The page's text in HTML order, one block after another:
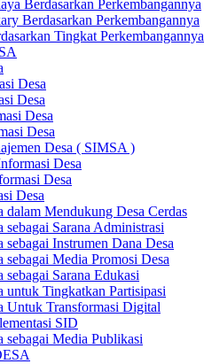
Berdasarkan Perkembangannya
Berdasarkan Perkembangannya
Tingkat Perkembangannya
Desa
Desa
Desa
Desa
Desa ( SIMSA )
Desa
Desa
Desa
dalam Mendukung Desa Cerdas
sebagai Sarana Administrasi
sebagai Instrumen Dana Desa
sebagai Media Promosi Desa
sebagai Sarana Edukasi
untuk Tingkatkan Partisipasi
Untuk Transformasi Digital
SID
sebagai Media Publikasi